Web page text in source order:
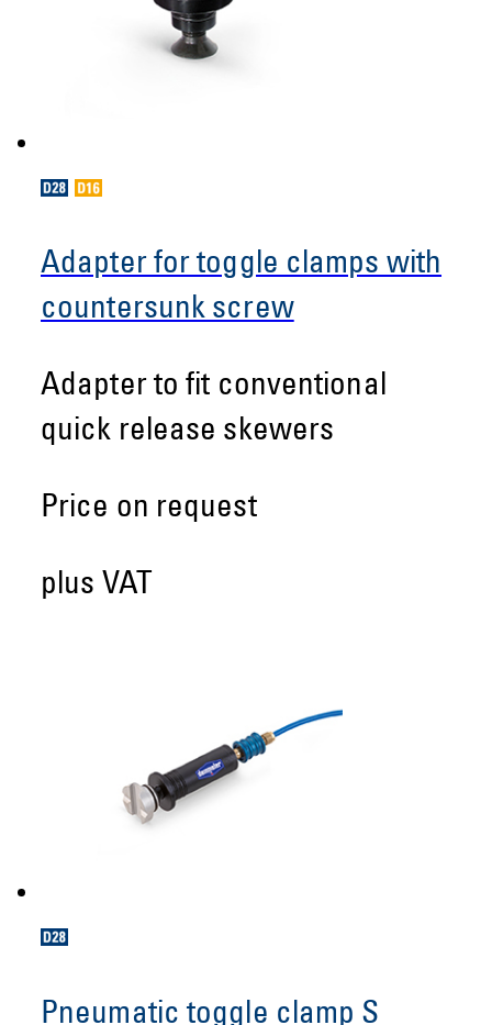
Adapter for toggle clamps with
countersunk screw
Adapter to fit conventional
quick release skewers
Price on request
plus VAT
Pneumatic toggle clamp S